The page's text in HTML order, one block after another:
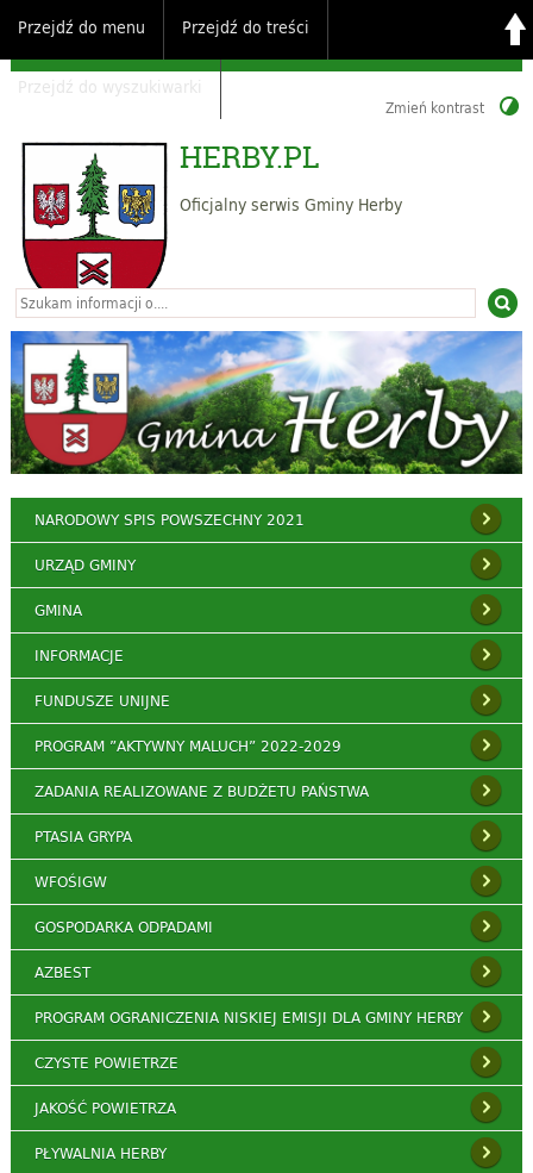
Przejdź do menu Przejdź do treści
Przejdź do wyszukiwarki
Zmień kontrast
HERBY.PL
Oficjalny serwis Gminy Herby
NARODOWY SPIS POWSZECHNY 2021
URZĄD GMINY
GMINA
INFORMACJE
FUNDUSZE UNIJNE
PROGRAM ”AKTYWNY MALUCH” 2022-2029
ZADANIA REALIZOWANE Z BUDŻETU PAŃSTWA
PTASIA GRYPA
WFOŚIGW
GOSPODARKA ODPADAMI
AZBEST
PROGRAM OGRANICZENIA NISKIEJ EMISJI DLA GMINY HERBY
CZYSTE POWIETRZE
JAKOŚĆ POWIETRZA
PŁYWALNIA HERBY